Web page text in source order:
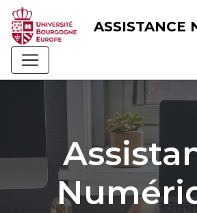
Skip
content
ASSISTANCE